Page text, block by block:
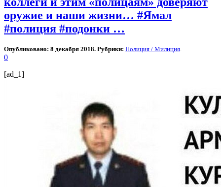
оружие и наши жизни… #Ямал
#полиция #подонки …
Опубликовано: 8 декабря 2018. Рубрики: Полиция / Милиция
0
[ad_1]